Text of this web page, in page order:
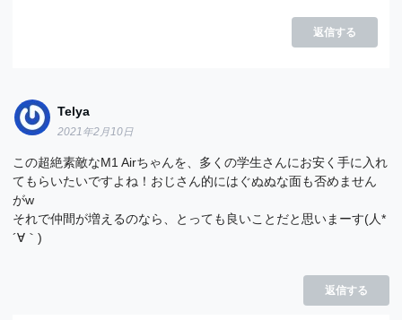
返信する
Telya
2021年2月10日
この超絶素敵なM1 Airちゃんを、多くの学生さんにお安く手に入れ
てもらいたいですよね！おじさん的にはぐぬぬな面も否めません
がw
それで仲間が増えるのなら、とっても良いことだと思いまーす(人*
´∀｀)
返信する